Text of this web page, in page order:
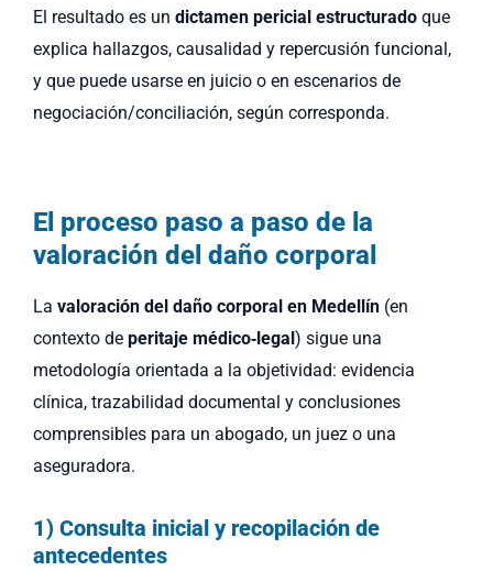
El resultado es un dictamen pericial estructurado que
explica hallazgos, causalidad y repercusión funcional,
y que puede usarse en juicio o en escenarios de
negociación/conciliación, según corresponda.
El proceso paso a paso de la
valoración del daño corporal
La valoración del daño corporal en Medellín (en
contexto de peritaje médico‑legal) sigue una
metodología orientada a la objetividad: evidencia
clínica, trazabilidad documental y conclusiones
comprensibles para un abogado, un juez o una
aseguradora.
1) Consulta inicial y recopilación de
antecedentes